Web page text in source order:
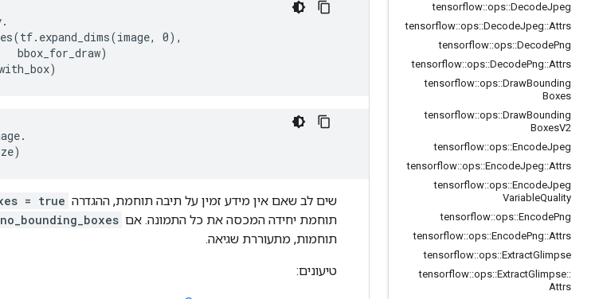
tensorflow::ops::DecodeJpeg
tensorflow::ops::DecodeJpeg::Attrs
tensorflow::ops::DecodePng
tensorflow::ops::DecodePng::Attrs
tensorflow::ops::DrawBounding
Boxes
tensorflow::ops::DrawBounding
BoxesV2
tensorflow::ops::EncodeJpeg
tensorflow::ops::EncodeJpeg::Attrs
tensorflow::ops::EncodeJpeg
VariableQuality
tensorflow::ops::EncodePng
tensorflow::ops::EncodePng::Attrs
tensorflow::ops::ExtractGlimpse
tensorflow::ops::ExtractGlimpse::
Attrs
0),
bbox_for_draw)
שים לב שאם אין מידע זמין על תיבה תוחמת, ההגדרה = true
תוחמת יחידה המכסה את כל התמונה. אם
תוחמות, מתעוררת שגיאה.
טיעונים: